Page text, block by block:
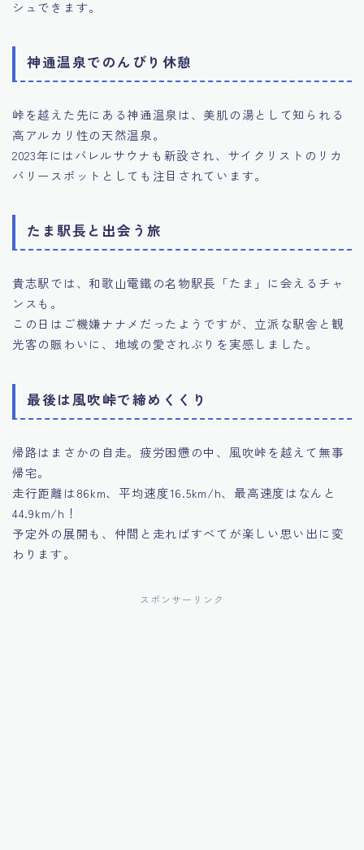
シュできます。
神通温泉でのんびり休憩
峠を越えた先にある神通温泉は、美肌の湯として知られる
高アルカリ性の天然温泉。
2023年にはバレルサウナも新設され、サイクリストのリカ
バリースポットとしても注目されています。
たま駅長と出会う旅
貴志駅では、和歌山電鐵の名物駅長「たま」に会えるチャ
ンスも。
この日はご機嫌ナナメだったようですが、立派な駅舎と観
光客の賑わいに、地域の愛されぶりを実感しました。
最後は風吹峠で締めくくり
帰路はまさかの自走。疲労困憊の中、風吹峠を越えて無事
帰宅。
走行距離は86km、平均速度16.5km/h、最高速度はなんと
44.9km/h！
予定外の展開も、仲間と走ればすべてが楽しい思い出に変
わります。
スポンサーリンク